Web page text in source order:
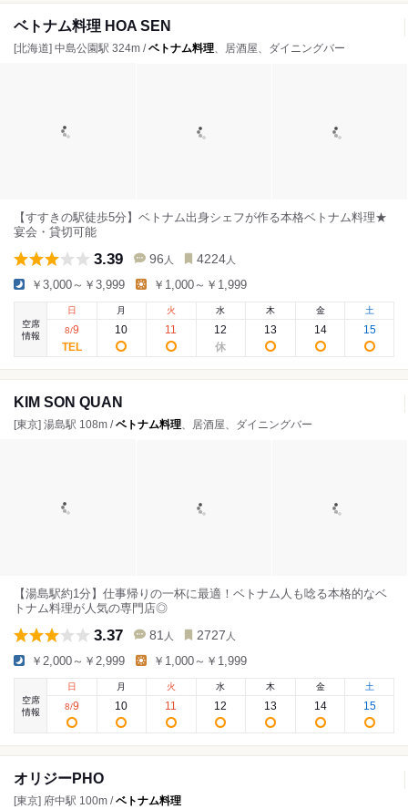
ベトナム料理 HOA SEN
[北海道] 中島公園駅 324m /ベトナム料理、居酒屋、ダイニングバー
【すすきの駅徒歩5分】ベトナム出身シェフが作る本格ベトナム料理★
宴会・貸切可能
3.39 96 人 4224 人
￥3,000～￥3,999 ￥1,000～￥1,999
空席
情報
日
8/9
月
10
火
11
水
12
木
13
金
14
土
15
KIM SON QUAN
[東京] 湯島駅 108m /ベトナム料理、居酒屋、ダイニングバー
【湯島駅約1分】仕事帰りの一杯に最適！ベトナム人も唸る本格的なベ
トナム料理が人気の専門店◎
3.37 81 人 2727 人
￥2,000～￥2,999 ￥1,000～￥1,999
空席
情報
日
8/9
月
10
火
11
水
12
木
13
金
14
土
15
オリジーPHO
[東京] 府中駅 100m /ベトナム料理